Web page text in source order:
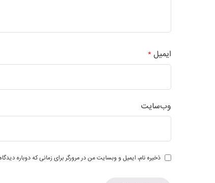
ایمیل*
وب‌سایت
ذخیره نام، ایمیل و وبسایت من در مرورگر برای زمانی که دوباره